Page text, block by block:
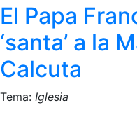
El Papa
‘santa’ a la
Calcuta
Tema: Iglesia